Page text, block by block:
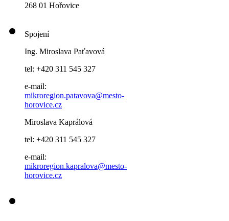
268 01 Hořovice
Spojení
Ing. Miroslava Paťavová
tel: +420 311 545 327
e-mail:
mikroregion.patavova@mesto-
horovice.cz
Miroslava Kaprálová
tel: +420 311 545 327
e-mail:
mikroregion.kapralova@mesto-
horovice.cz